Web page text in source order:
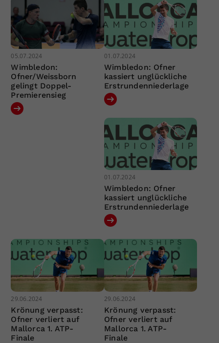
05.07.2024
Wimbledon:
Ofner/Weissborn
gelingt Doppel-
Premierensieg
01.07.2024
Wimbledon: Ofner
kassiert unglückliche
Erstrundenniederlage
01.07.2024
Wimbledon: Ofner
kassiert unglückliche
Erstrundenniederlage
29.06.2024
Krönung verpasst:
Ofner verliert auf
Mallorca 1. ATP-
Finale
29.06.2024
Krönung verpasst:
Ofner verliert auf
Mallorca 1. ATP-
Finale